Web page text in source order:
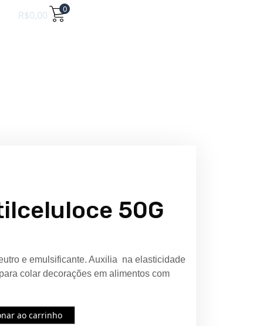
R$0,00 0
50G
e emulsificante. Auxilia na elasticidade
colar decorações em alimentos com
ao carrinho